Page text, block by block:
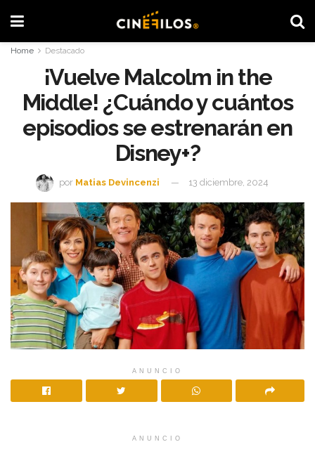
Home Destacado
¡Vuelve Malcolm in the
Middle! ¿Cuándo y cuántos
episodios se estrenarán en
Disney+?
por Matias Devincenzi 13 diciembre, 2024
ANUNCIO
ANUNCIO